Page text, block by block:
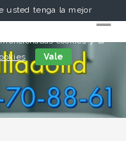
usted tenga la mejor
está dando su
cookies y la
Vale